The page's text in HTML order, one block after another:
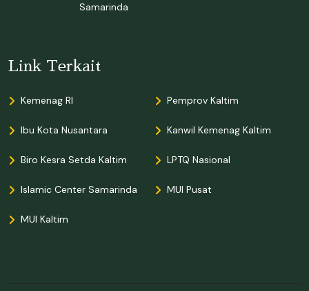
Samarinda
Link Terkait
Kemenag RI Pemprov Kaltim
Ibu Kota Nusantara Kanwil Kemenag Kaltim
Biro Kesra Setda Kaltim LPTQ Nasional
Islamic Center Samarinda MUI Pusat
MUI Kaltim